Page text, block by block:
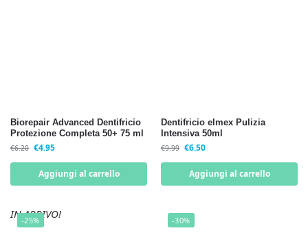
Biorepair Advanced Dentifricio
Protezione Completa 50+ 75 ml
€6.20 €4.95
Aggiungi al carrello
Dentifricio elmex Pulizia
Intensiva 50ml
€9.99 €6.50
Aggiungi al carrello
-25%
IN ARRIVO! -30%